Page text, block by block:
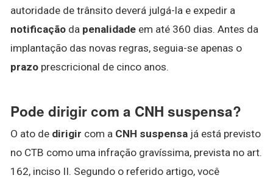
autoridade de trânsito deverá julgá-la e expedir a
notificação da penalidade em até 360 dias. Antes da
implantação das novas regras, seguia-se apenas o
prazo prescricional de cinco anos.
Pode dirigir com a CNH suspensa?
O ato de dirigir com a CNH suspensa já está previsto
no CTB como uma infração gravíssima, prevista no art.
162, inciso II. Segundo o referido artigo, você